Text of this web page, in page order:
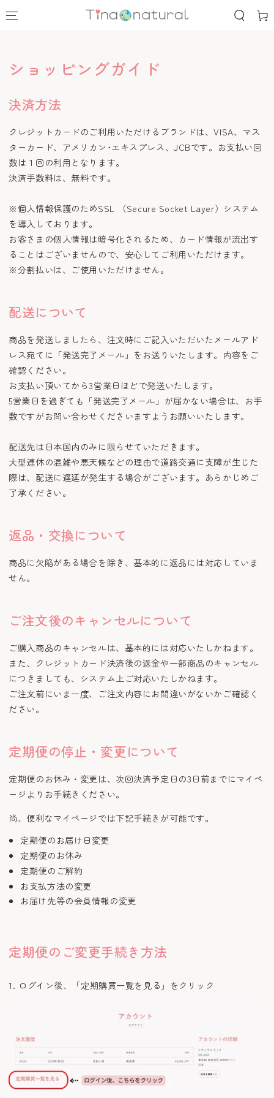
プする
ー
ショッピングガイド
決済方法
クレジットカードのご利用いただけるブランドは、VISA、マス
ターカード、アメリカン･エキスプレス、JCBです。お支払い回
数は１回の利用となります。
決済手数料は、無料です。
※個人情報保護のためSSL （Secure Socket Layer）システム
を導入しております。
お客さまの個人情報は暗号化されるため、カード情報が流出す
ることはございませんので、安心してご利用いただけます。
※分割払いは、ご使用いただけません。
配送について
商品を発送しましたら、注文時にご記入いただいたメールアド
レス宛てに「発送完了メール」をお送りいたします。内容をご
確認ください。
お支払い頂いてから3営業日ほどで発送いたします。
5営業日を過ぎても「発送完了メール」が届かない場合は、お手
数ですがお問い合わせくださいますようお願いいたします。
配送先は日本国内のみに限らせていただきます。
大型連休の混雑や悪天候などの理由で道路交通に支障が生じた
際は、配送に遅延が発生する場合がございます。あらかじめご
了承ください。
返品・交換について
商品に欠陥がある場合を除き、基本的に返品には対応していま
せん。
ご注文後のキャンセルについて
ご購入商品のキャンセルは、基本的には対応いたしかねます。
また、クレジットカード決済後の返金や一部商品のキャンセル
につきましても、システム上ご対応いたしかねます。
ご注文前にいま一度、ご注文内容にお間違いがないかご確認く
ださい。
定期便の停止・変更について
定期便のお休み・変更は、次回決済予定日の3日前までにマイペ
ージよりお手続きください。
尚、便利なマイページでは下記手続きが可能です。
定期便のお届け日変更
定期便のお休み
定期便のご解約
お支払方法の変更
お届け先等の会員情報の変更
定期便のご変更手続き方法
1. ログイン後、「定期購買一覧を見る」をクリック